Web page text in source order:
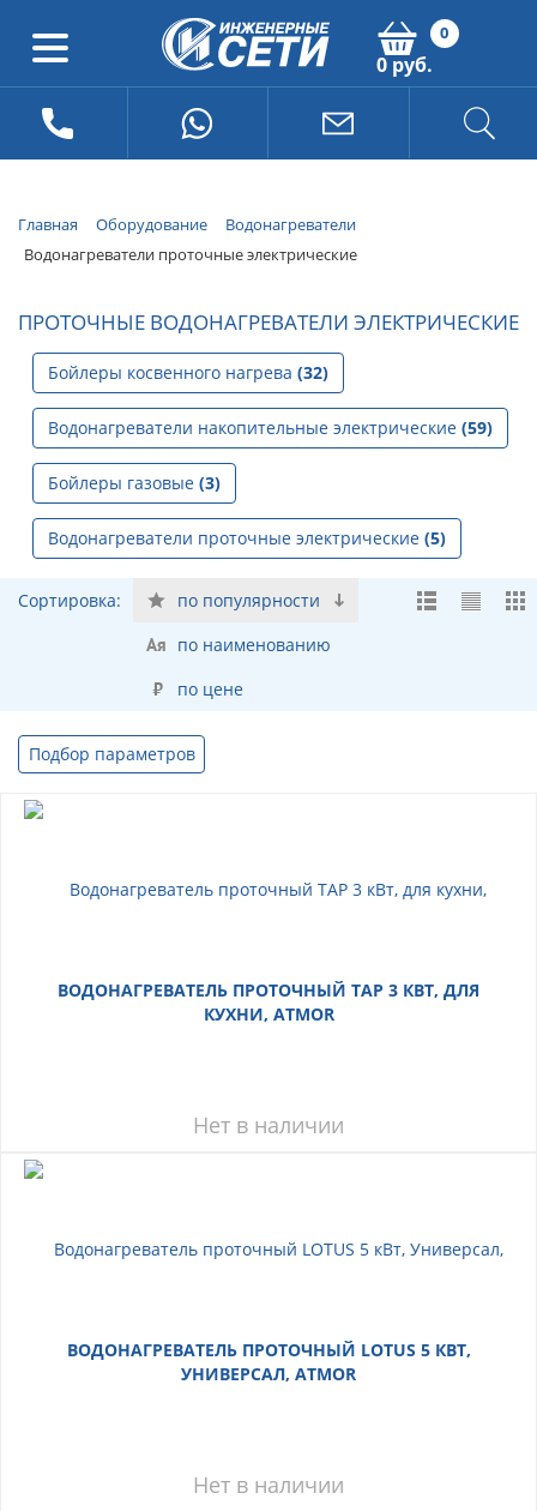
0
0 руб.
Главная Оборудование
Водонагреватели
Водонагреватели проточные электрические
ПРОТОЧНЫЕ ВОДОНАГРЕВАТЕЛИ ЭЛЕКТРИЧЕСКИЕ
Бойлеры косвенного нагрева (32)
Водонагреватели накопительные электрические (59)
Бойлеры газовые (3)
Водонагреватели проточные электрические (5)
Сортировка:
по популярности
по наименованию
по цене
Подбор параметров
ВОДОНАГРЕВАТЕЛЬ ПРОТОЧНЫЙ TAP 3 КВТ, ДЛЯ
КУХНИ, ATMOR
Нет в наличии
ВОДОНАГРЕВАТЕЛЬ ПРОТОЧНЫЙ LOTUS 5 КВТ,
УНИВЕРСАЛ, ATMOR
Нет в наличии